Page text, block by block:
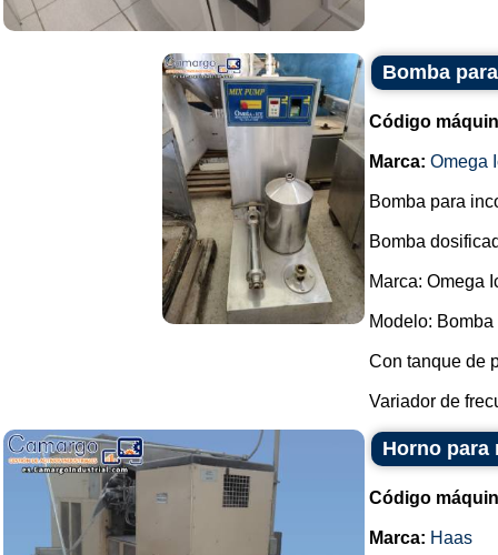
Bomba
Código
Marca: Omega
Bomba para
Bomba
Marca: Omega
Modelo:
Con tanque de
Variador de
Horno para
Código
Marca: Haas